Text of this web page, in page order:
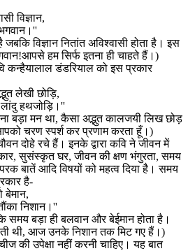
विज्ञान,
जबकि विज्ञान नितांत अविश्वासी होता है। इस
हम सिर्फ इतना ही चाहते हैं।)
कन्हैयालाल डंडरियाल को इस प्रकार
लेखी छोड़ि,
लांदु हथजोड़ि।''
बड़ा मन था, कैसा अद्भुत कालजयी लिख छोड़
चरण स्पर्श कर प्रणाम करता हूँ।)
दोहे रचे हैं। इनके द्वारा कवि ने जीवन में
सुसंस्कृत घर, जीवन की क्षण भंगुरता, समय
बातें आदि विषयों को महत्व दिया है। समय
है-
बेमान,
निशान।''
समय बड़ा ही बलवान और बेईमान होता है।
थी, आज उनके निशान तक मिट गए हैं।)
की उपेक्षा नहीं करनी चाहिए। यह बात